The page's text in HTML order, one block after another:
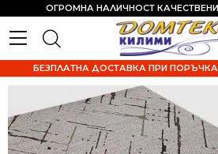
ОГРОМНА НАЛИЧНОСТ
БЕЗПЛАТНА ДОСТАВКА ПРИ ПОРЪЧКА